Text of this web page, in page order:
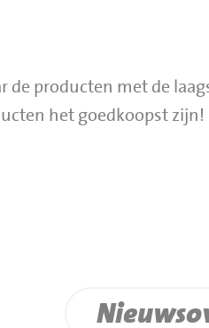
de producten met de
het goedkoopst zijn!